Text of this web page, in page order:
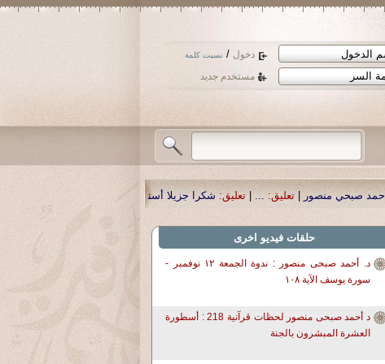
دخول / نسيت كلمة
مستخدم جديد
تعليق: شكرا جزيلا أستاذ حمد الحمد .أكرمكم الله .|تعليق:
حلقات فيديو اخرى
د. أحمد صبحى منصور : ندوة الجمعة ١٢ نوفمبر -
سورة يوسف الآية ١٠٨
د أحمد صبحى منصور لحظات قرآنية 218 : أسطورة
العشرة المبشرون بالجنة